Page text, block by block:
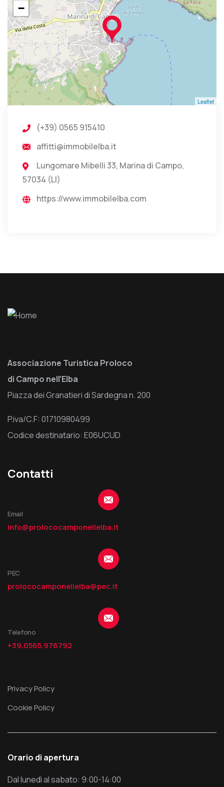
−
Leaflet
(+39) 0565 915410
affitti@immobilelba.it
Lungomare Mibelli 33, Marina di Campo,
57034 (LI)
https://www.immobilelba.com
Associazione Turistica Proloco
di Campo nell’Elba
Piazza dei Granatieri di Sardegna n. 200
P.iva/C.F: 01710980499
Codice destinatario: E06UCUD
Contatti
Email
info@prolococamponellelba.it
PEC
prolococamponellelba@pec.it
Telefono
+39.0565.976792
Privacy Policy
Cookie Policy
Orario di apertura
Dal lunedì al sabato: 9:00-14:00